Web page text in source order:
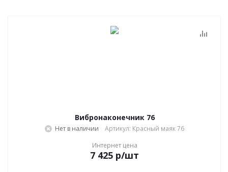
Вибронаконечник 76
Нет в наличии
Артикул: Красный маяк 76
Интернет цена
7 425 р/шт